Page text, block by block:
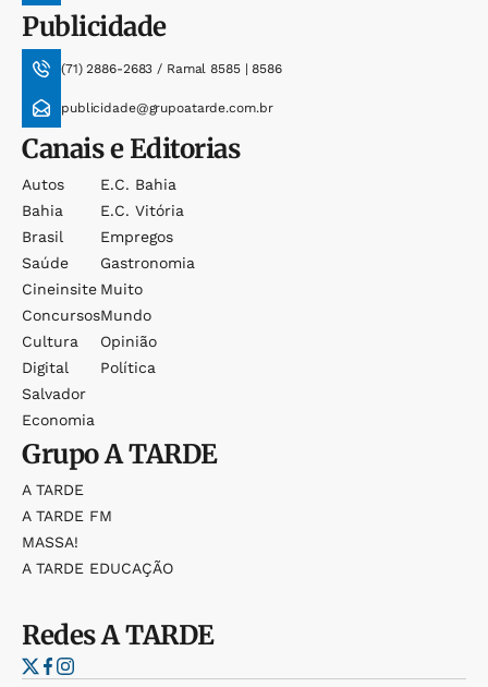
Publicidade
(71) 2886-2683 / Ramal 8585 | 8586
publicidade@grupoatarde.com.br
Canais e Editorias
Autos
Bahia
Brasil
Saúde
Cineinsite
Concursos
Cultura
Digital
Salvador
Economia
E.c. Bahia
E.c. Vitória
Empregos
Gastronomia
Muito
Mundo
Opinião
Política
GrupoA TARDE
A TARDE
A TARDE FM
MASSA!
A TARDE EDUCAÇÃO
RedesA TARDE